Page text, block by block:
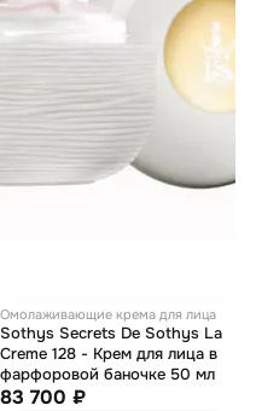
Омолаживающие крема для лица
Sothys Secrets De Sothys La
Creme 128 - Крем для лица в
фарфоровой баночке 50 мл
83 700 ₽